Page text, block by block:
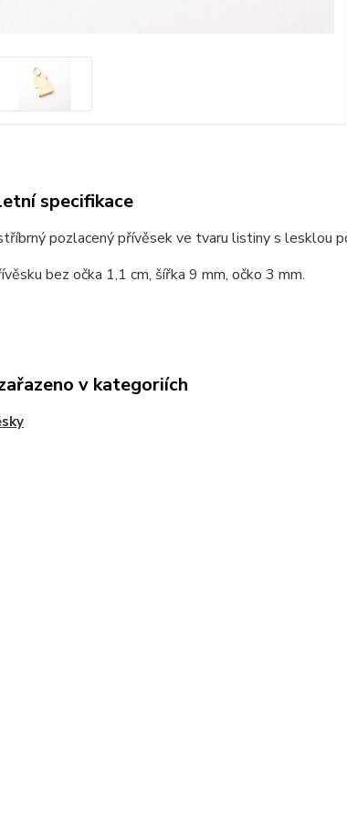
specifikace
pozlacený přívěsek ve tvaru listiny s lesklou
bez očka 1,1 cm, šířka 9 mm, očko 3 mm.
v kategoriích